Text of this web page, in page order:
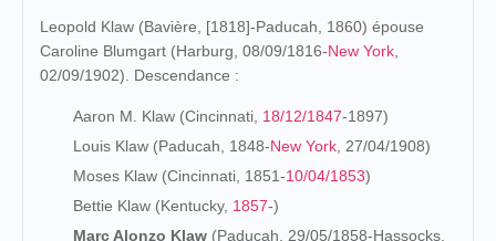
Leopold Klaw (Bavière, [1818]-Paducah, 1860) épouse
Caroline Blumgart (Harburg, 08/09/1816-New York
02/09/1902). Descendance :
Aaron M. Klaw (Cincinnati, 18/12/1847-1897)
Louis Klaw (Paducah, 1848-New York , 27/04/1908)
Moses Klaw (Cincinnati, 1851-10/04/1853)
Bettie Klaw (Kentucky, 1857-)
Marc Alonzo Klaw (Paducah, 29/05/1858-Hassocks